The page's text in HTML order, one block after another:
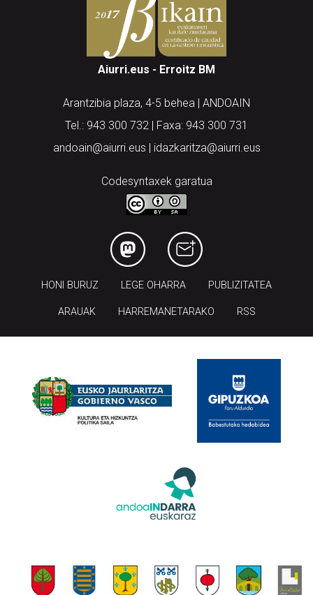
Aiurri.eus - Erroitz BM
Arantzibia plaza, 4-5 behea | ANDOAIN
Tel.: 943 300 732 | Faxa: 943 300 731
andoain@aiurri.eus | idazkaritza@aiurri.eus
Codesyntaxek garatua
HONI BURUZ LEGE OHARRA PUBLIZITATEA
ARAUAK HARREMANETARAKO RSS